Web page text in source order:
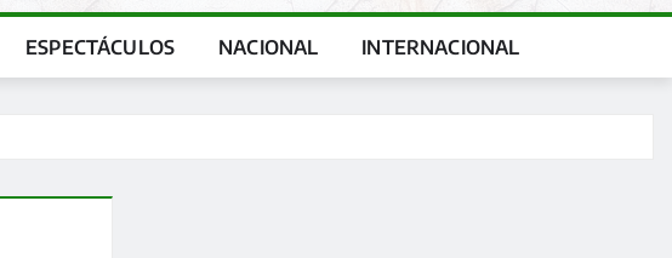
ESPECTÁCULOS NACIONAL INTERNACIONAL